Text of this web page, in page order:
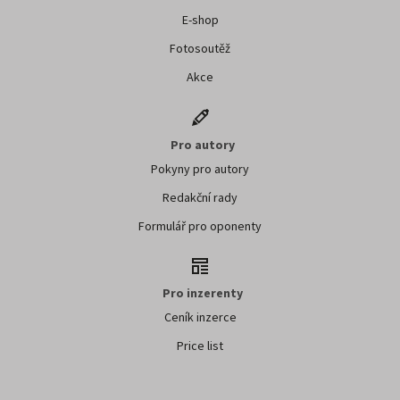
E-shop
Fotosoutěž
Akce
Pro autory
Pokyny pro autory
Redakční rady
Formulář pro oponenty
Pro inzerenty
Ceník inzerce
Price list